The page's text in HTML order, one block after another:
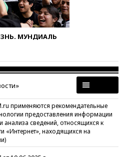
МУНДИАЛЬ
применяются рекомендательные
предоставления информации
анализа сведений, относящихся к
«Интернет», находящихся на